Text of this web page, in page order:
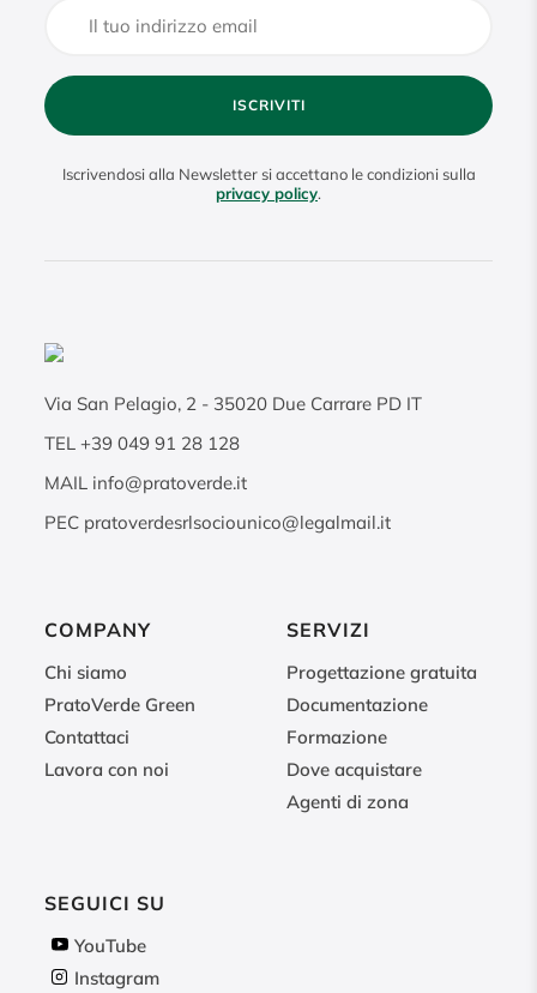
ISCRIVITI
Iscrivendosi alla Newsletter si accettano le condizioni sulla
privacy policy.
Via San Pelagio, 2 - 35020 Due Carrare PD IT
TEL+39 049 91 28 128
MAIL info@pratoverde.it
PEC pratoverdesrlsociounico@legalmail.it
COMPANY
Chi siamo
PratoVerde Green
Contattaci
Lavora con noi
SERVIZI
Progettazione gratuita
Documentazione
Formazione
Dove acquistare
Agenti di zona
SEGUICI SU
YouTube
Instagram